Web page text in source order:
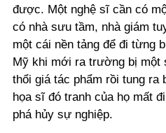
được. Một nghệ sĩ cần có
có nhà sưu tầm, nhà giám
một cái nền tảng để đi từng
Mỹ khi mới ra trường bị một
thổi giá tác phẩm rồi tung ra
họa sĩ đó tranh của họ mất
phá hủy sự nghiệp.